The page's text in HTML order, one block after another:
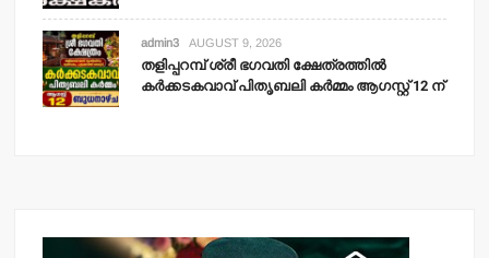
admin3 AUGUST 9, 2026
തളിപ്പറമ്പ് ശ്രീ ഭഗവതി ക്ഷേത്രത്തില്‍
കര്‍ക്കടകവാവ് പിതൃബലി കര്‍മ്മം ആഗസ്റ്റ് 12 ന്